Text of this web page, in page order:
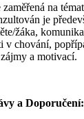
na
je
žáka,
v chování,
a motivací.
a Doporučení: